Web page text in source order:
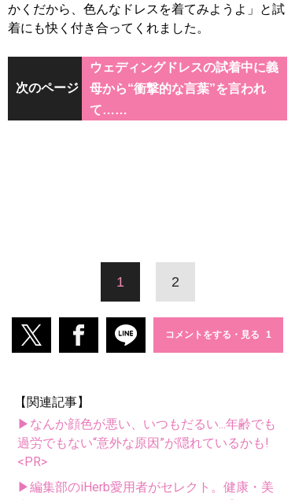
かくだから、色んなドレスを着てみようよ」と試
着にも快く付き合ってくれました。
次のページ
ウェディングドレスの試着中に義
母から“衝撃的な言葉”を言われ
て……
1 2
コメントをする・見る
【関連記事】
▶なんか顔色が悪い、いつもだるい...年齢でも
過労でもない“意外な原因”が隠れているかも!
<PR>
▶編集部のiHerb愛用者がセレクト。健康・美